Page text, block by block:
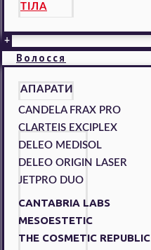
ТІЛА
+
Волосся
АПАРАТИ
CANDELA FRAX PRO
CLARTEIS EXCIPLEX
DELEO MEDISOL
DELEO ORIGIN LASER
JETPRO DUO
CANTABRIA LABS
MESOESTETIC
THE COSMETIC REPUBLIC